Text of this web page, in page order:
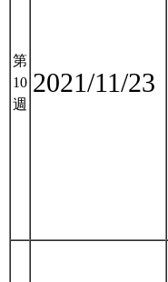
第
10
週
2021/11/23